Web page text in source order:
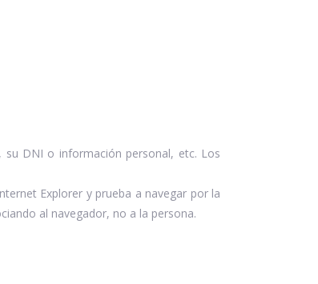
DNI o información personal, etc. Los
Explorer y prueba a navegar por la
al navegador, no a la persona.